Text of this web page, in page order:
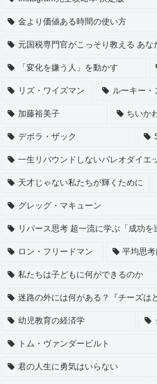
金より価値ある時間の使い方
元国税専門官がこっそり教える あな
「変化を嫌う人」を動かす
リズ・ワイズマン ルーキー・
加藤裕美子 ちいか
デボラ・ザック
一生リバウンドしないパレオダイエ
天才じゃない私たちが輝くために
グレッグ・マキューン
リバース思考 超一流に学ぶ「成功を
ロン・フリードマン 平均思
私たちは子どもに何ができるのか
迷路の外には何がある？『チーズは
幼児教育の経済学
トム・ヴァンダービルト
君の人生に勇気はいらない